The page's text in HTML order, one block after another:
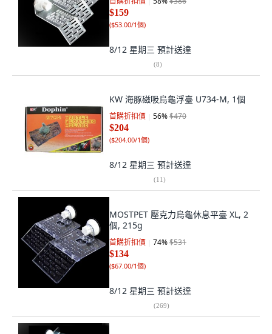
$159
($53.00/1個)
8/12 星期三 預計送達
(8)
KW 海豚磁吸烏龜浮臺 U734-M, 1個
首購折扣價 56%$470
$204
($204.00/1個)
8/12 星期三 預計送達
(11)
MOSTPET 壓克力烏龜休息平臺 XL, 2
個, 215g
首購折扣價 74%$531
$134
($67.00/1個)
8/12 星期三 預計送達
(269)